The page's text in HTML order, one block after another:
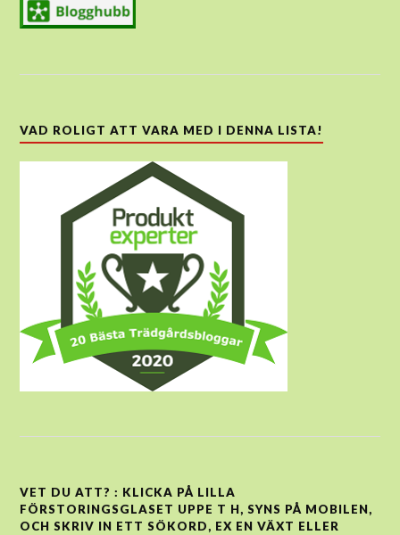
VAD ROLIGT ATT VARA MED I DENNA LISTA!
VET DU ATT? : KLICKA PÅ LILLA
FÖRSTORINGSGLASET UPPE T H, SYNS PÅ MOBILEN,
OCH SKRIV IN ETT SÖKORD, EX EN VÄXT ELLER